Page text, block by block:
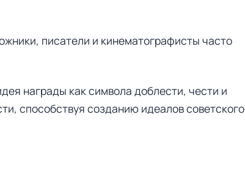
писатели и кинематографисты часто
награды как символа доблести, чести и
способствуя созданию идеалов советского